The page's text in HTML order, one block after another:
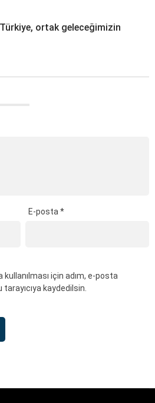
ortak geleceğimizin
E-posta*
için adım, e-posta
kaydedilsin.